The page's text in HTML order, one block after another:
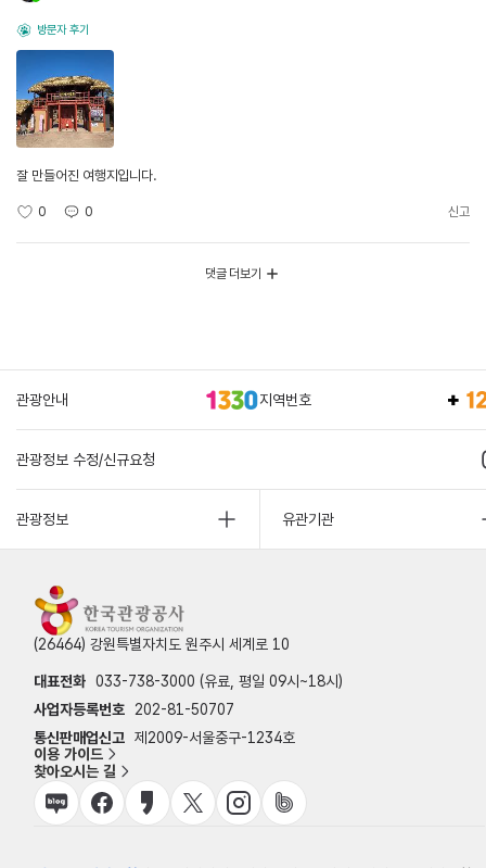
방문자 후기
잘 만들어진 여행지입니다.
0 0 신고
댓글 더보기
관광안내 지역번호
관광정보 수정/신규요청
관광정보 유관기관
(26464) 강원특별자치도 원주시 세계로 10
대표전화 033-738-3000 (유료, 평일 09시~18시)
사업자등록번호 202-81-50707
통신판매업신고 제2009-서울중구-1234호
이용 가이드
찾아오시는 길